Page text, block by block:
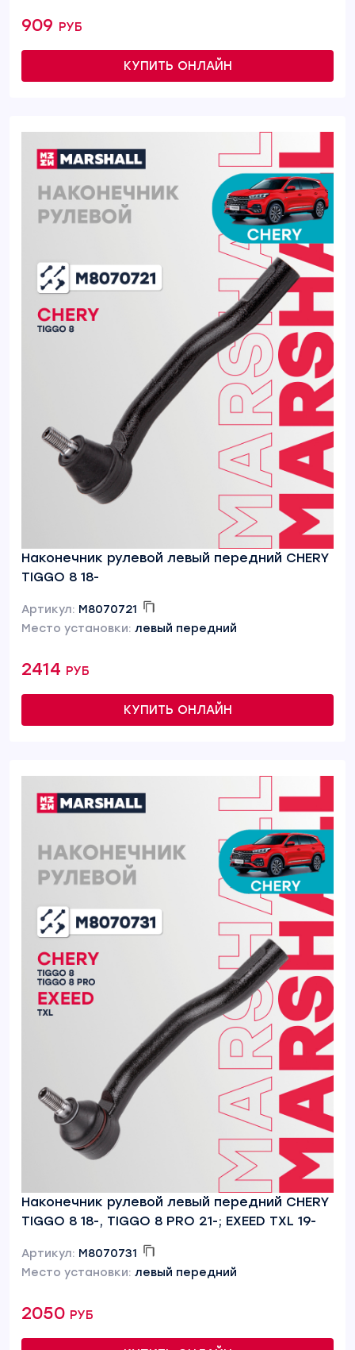
909 руб
КУПИТЬ ОНЛАЙН
Наконечник рулевой левый передний CHERY
TIGGO 8 18-
Артикул: M8070721
Место установки: левый передний
2414 руб
КУПИТЬ ОНЛАЙН
Наконечник рулевой левый передний CHERY
TIGGO 8 18-, TIGGO 8 PRO 21-; EXEED TXL 19-
Артикул: M8070731
Место установки: левый передний
2050 руб